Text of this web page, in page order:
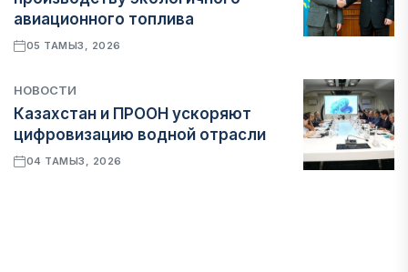
авиационного топлива
05 ТАМЫЗ, 2026
НОВОСТИ
Казахстан и ПРООН ускоряют
цифровизацию водной отрасли
04 ТАМЫЗ, 2026